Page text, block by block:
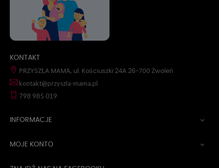
KONTAKT
PRZYSZŁA MAMA, ul. Kościuszki 24A 26-700 Zwoleń
kontakt@przyszla-mama.pl
798 985 019
INFORMACJE 
MOJE KONTO 